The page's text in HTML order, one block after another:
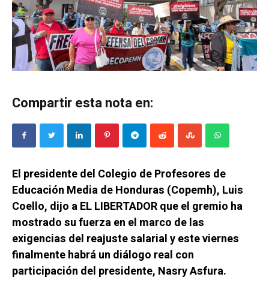
Compartir esta nota en:
El presidente del Colegio de Profesores de
Educación Media de Honduras (Copemh), Luis
Coello, dijo a EL LIBERTADOR que el gremio ha
mostrado su fuerza en el marco de las
exigencias del reajuste salarial y este viernes
finalmente habrá un diálogo real con
participación del presidente, Nasry Asfura.